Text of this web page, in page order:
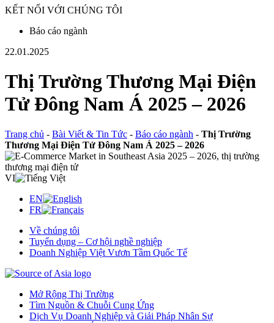
KẾT NỐI VỚI CHÚNG TÔI
Báo cáo ngành
22.01.2025
Thị Trường Thương Mại Điện
Tử Đông Nam Á 2025 – 2026
Trang chủ - Bài Viết & Tin Tức - Báo cáo ngành - Thị Trường
Thương Mại Điện Tử Đông Nam Á 2025 – 2026
VI
EN
FR
Về chúng tôi
Tuyển dụng – Cơ hội nghề nghiệp
Doanh Nghiệp Việt Vươn Tầm Quốc Tế
Mở Rộng Thị Trường
Tìm Nguồn & Chuỗi Cung Ứng
Dịch Vụ Doanh Nghiệp và Giải Pháp Nhân Sự